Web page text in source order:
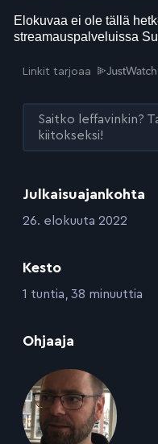
Julkaisuajankohta
:26. elokuuta 2022
Kesto
:1 tuntia, 38 minuuttia
Ohjaaja
Linkit tarjoaa
Saitko leffavinkin?
kiitokseksi!